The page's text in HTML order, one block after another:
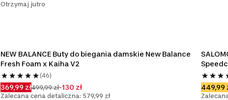
Otrzymaj jutro
NEW BALANCE Buty do biegania damskie New Balance
Fresh Foam x Kaiha V2
(46)
369,99 zł499,99 zł-130 zł
Zalecana cena detaliczna: 579,99 zł
449,99